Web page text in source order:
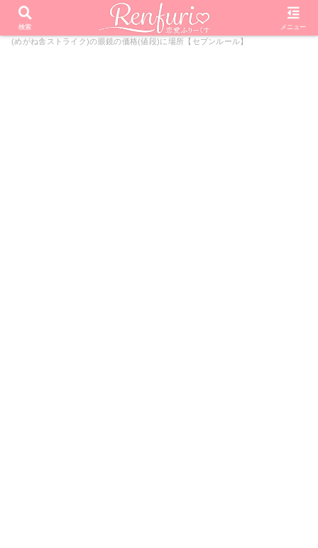
PR
ホーム 芸能・エンタメ セブンルール
川谷萌のお店
(めがね舎ストライク)の眼鏡の価格(値段)に場所【セブンルール】
検索 メニュー